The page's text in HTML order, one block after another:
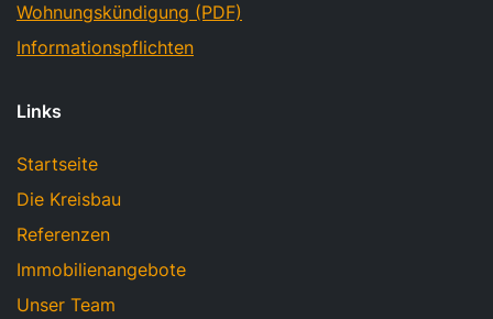
Wohnungskündigung (PDF)
Informationspflichten
Links
Startseite
Die Kreisbau
Referenzen
Immobilienangebote
Unser Team